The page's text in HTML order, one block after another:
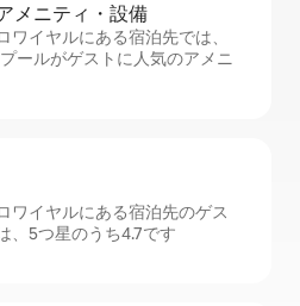
メ⁠ニ⁠テ⁠ィ・設⁠備
ワイヤルにある宿泊先では、
ールがゲストに人気のアメニ
ワイヤルにある宿泊先のゲス
、5つ星のうち4.7です